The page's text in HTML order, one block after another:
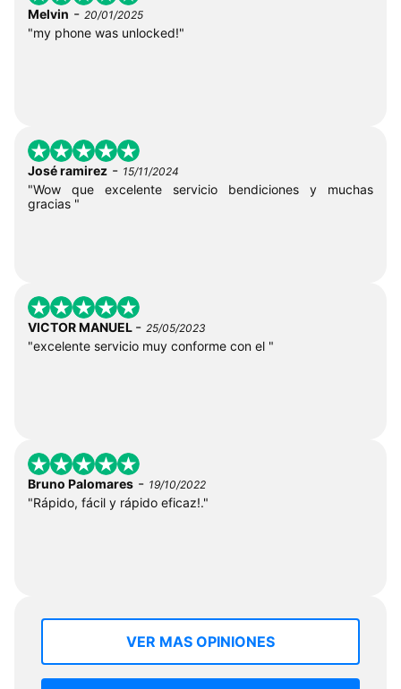
Melvin - 20/01/2025
"my phone was unlocked!"
José ramirez - 15/11/2024
"Wow que excelente servicio bendiciones y muchas
gracias "
VICTOR MANUEL - 25/05/2023
"excelente servicio muy conforme con el "
Bruno Palomares - 19/10/2022
"Rápido, fácil y rápido eficaz!."
VER MAS OPINIONES